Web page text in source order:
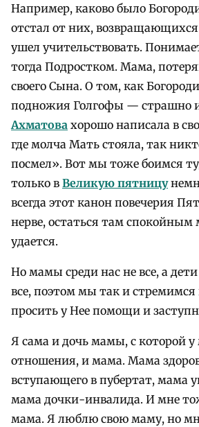
Например, каково было
отстал от них,
ушел учительствовать.
тогда Подростком. Мама,
своего Сына. О том, как
подножия Голгофы — страшно
Ахматова хорошо написала в
где молча Мать стояла, так
посмел». Вот мы тоже боимся
только в Великую пятницу
всегда этот канон повечерия
нерве, остаться там спокойным
удается.
Но мамы среди нас не все, а
все, поэтом мы так и стремимся
просить у Нее помощи и
Я сама и дочь мамы, с которой
отношения, и мама. Мама
вступающего в пубертат, мама
мама дочки-инвалида. И мне
мама. Я люблю свою маму, но